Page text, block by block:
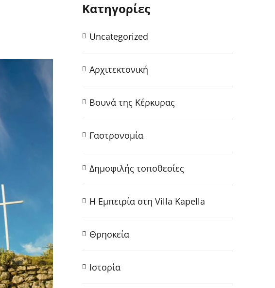
Κατηγορίες
Uncategorized
Αρχιτεκτονική
Βουνά της Κέρκυρας
Γαστρονομία
Δημοφιλής τοποθεσίες
Η Εμπειρία στη Villa Kapella
Θρησκεία
Ιστορία